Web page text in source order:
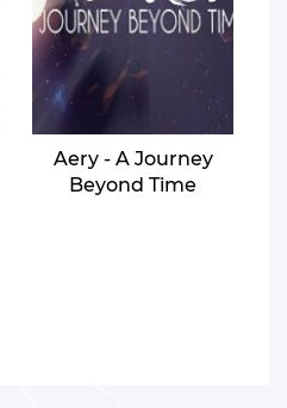
Aery - A Journey
Beyond Time